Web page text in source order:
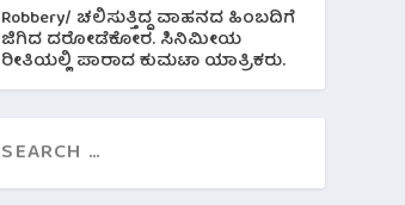
Robbery/ ಚಲಿಸುತ್ತಿದ್ದ ವಾಹನದ ಹಿಂಬದಿಗೆ
ಜಿಗಿದ ದರೋಡೆಕೋರ. ಸಿನಿಮೀಯ
ರೀತಿಯಲ್ಲಿ ಪಾರಾದ ಕುಮಟಾ ಯಾತ್ರಿಕರು.